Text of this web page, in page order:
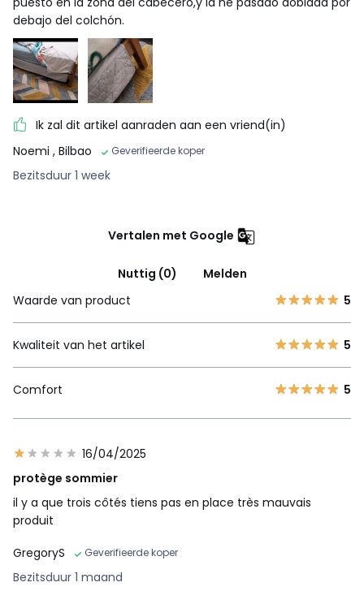
debajo del colchón.
Ik zal dit artikel aanraden aan een vriend(in)
Noemi , Bilbao Geverifieerde koper
Bezitsduur 1 week
Vertalen met Google
Nuttig (0)
Melden
Waarde van product
5
Kwaliteit van het artikel 5
Comfort 5
16/04/2025
protège sommier
il y a que trois côtés tiens pas en place très mauvais
produit
GregoryS
Geverifieerde koper
Bezitsduur 1 maand